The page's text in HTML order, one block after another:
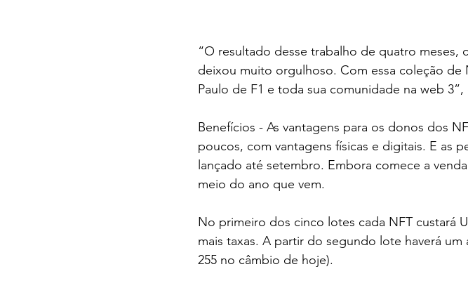
“O resultado desse trabalho de quatro meses,
deixou muito orgulhoso. Com essa coleção de
Paulo de F1 e toda sua comunidade na web
Benefícios - As vantagens para os donos dos
poucos, com vantagens físicas e digitais. E as
lançado até setembro. Embora comece a
meio do ano que vem.
No primeiro dos cinco lotes cada NFT custará
mais taxas. A partir do segundo lote haverá
255 no câmbio de hoje).